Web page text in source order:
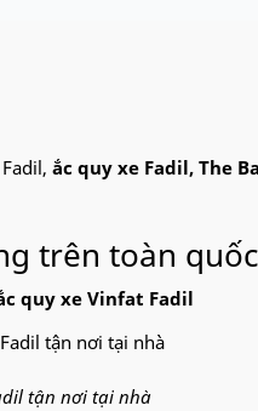
ắc quy xe Fadil, The
trên toàn quốc
quy xe Vinfat Fadil
tận nơi tại nhà